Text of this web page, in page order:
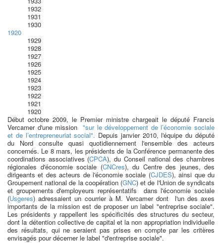
1932
1931
1930
1920
1929
1928
1927
1926
1925
1924
1923
1922
1921
1920
Début octobre 2009, le Premier ministre chargeait le député Francis
Vercamer d'une mission"sur le développement de l’économie sociale
et de l’entrepreneuriat social". Depuis janvier 2010, l'équipe du député
du Nord consulte quasi quotidiennement l'ensemble des acteurs
concernés. Le 8 mars, les présidents de la Conférence permanente des
coordinations associatives (CPCA), du Conseil national des chambres
régionales d'économie sociale (CNCres), du Centre des jeunes, des
dirigeants et des acteurs de l'économie sociale (CJDES), ainsi que du
Groupement national de la coopération (GNC) et de l'Union de syndicats
et groupements d'employeurs représentatifs dans l'économie sociale
(Usgeres) adressaient un courrier à M. Vercamer dont l'un des axes
importants de la mission est de proposer un label "entreprise sociale".
Les présidents y rappellent les spécificités des structures du secteur,
dont la détention collective de capital et la non appropriation individuelle
des résultats, qui ne seraient pas prises en compte par les critères
envisagés pour décerner le label "d'entreprise sociale".